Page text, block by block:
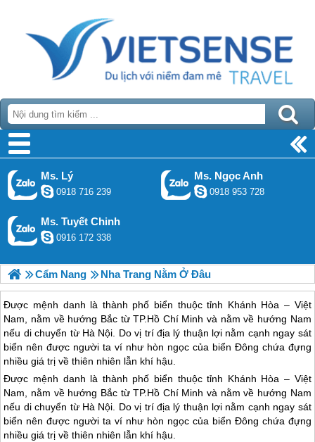
Ms. Lý
0918 716 239
Ms. Ngọc Anh
0918 953 728
Ms. Tuyết Chinh
0916 172 338
Cẩm Nang Nha Trang Nằm Ở Đâu
Được mệnh danh là thành phố biển thuộc tỉnh Khánh Hòa – Việt
Nam, nằm về hướng Bắc từ TP.Hồ Chí Minh và nằm về hướng Nam
nếu di chuyển từ Hà Nội. Do vị trí địa lý thuận lợi nằm cạnh ngay sát
biển nên được người ta ví như hòn ngọc của biển Đông chứa đựng
nhiều giá trị về thiên nhiên lẫn khí hậu.
Được mệnh danh là thành phố biển thuộc tỉnh Khánh Hòa – Việt
Nam, nằm về hướng Bắc từ TP.Hồ Chí Minh và nằm về hướng Nam
nếu di chuyển từ Hà Nội. Do vị trí địa lý thuận lợi nằm cạnh ngay sát
biển nên được người ta ví như hòn ngọc của biển Đông chứa đựng
nhiều giá trị về thiên nhiên lẫn khí hậu.